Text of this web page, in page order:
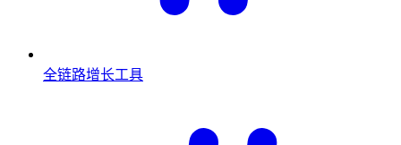
全链路增长工具